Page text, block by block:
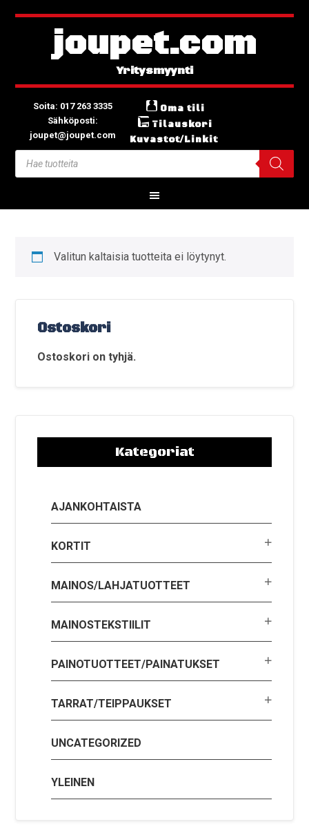
joupet.com
Soita: 017 263 3335
Sähköposti:
joupet@joupet.com
Oma tili
Tilauskori
Kuvastot/Linkit
Valitun kaltaisia tuotteita ei löytynyt.
Ostoskori
Ostoskori on tyhjä.
Kategoriat
AJANKOHTAISTA
KORTIT
MAINOS/LAHJATUOTTEET
MAINOSTEKSTIILIT
PAINOTUOTTEET/PAINATUKSET
TARRAT/TEIPPAUKSET
UNCATEGORIZED
YLEINEN